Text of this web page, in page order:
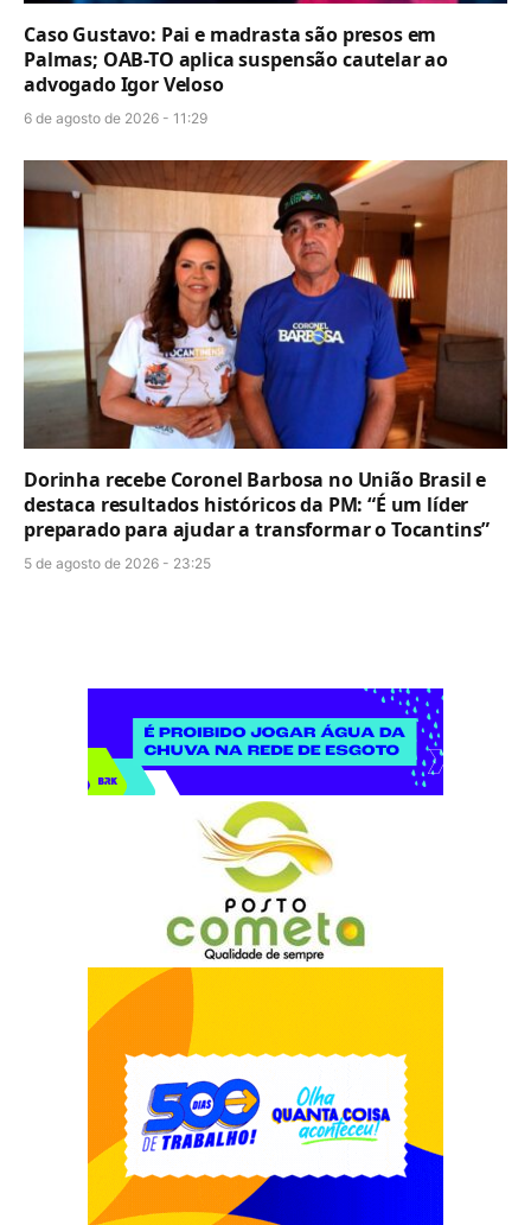
Caso Gustavo: Pai e madrasta são presos em
Palmas; OAB-TO aplica suspensão cautelar ao
advogado Igor Veloso
6 de agosto de 2026 - 11:29
Dorinha recebe Coronel Barbosa no União Brasil e
destaca resultados históricos da PM: “É um líder
preparado para ajudar a transformar o Tocantins”
5 de agosto de 2026 - 23:25